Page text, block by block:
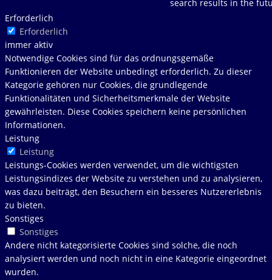
search results in the
Erforderlich
Erforderlich
immer aktiv
Notwendige Cookies sind für das ordnungsgemäße
Funktionieren der Website unbedingt erforderlich. Zu dieser
Kategorie gehören nur Cookies, die grundlegende
Funktionalitäten und Sicherheitsmerkmale der Website
gewährleisten. Diese Cookies speichern keine persönlichen
Informationen.
Leistung
Leistung
Leistungs-Cookies werden verwendet, um die wichtigsten
Leistungsindizes der Website zu verstehen und zu analysieren,
was dazu beiträgt, den Besuchern ein besseres Nutzererlebnis
zu bieten.
Sonstiges
Sonstiges
Andere nicht kategorisierte Cookies sind solche, die noch
analysiert werden und noch nicht in eine Kategorie eingeordnet
wurden.